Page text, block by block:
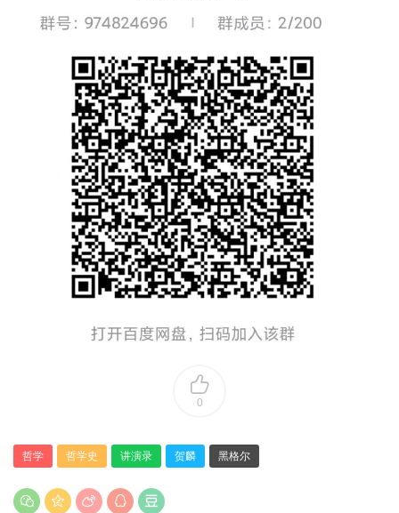
0
哲学 哲学史 讲演录 贺麟 黑格尔